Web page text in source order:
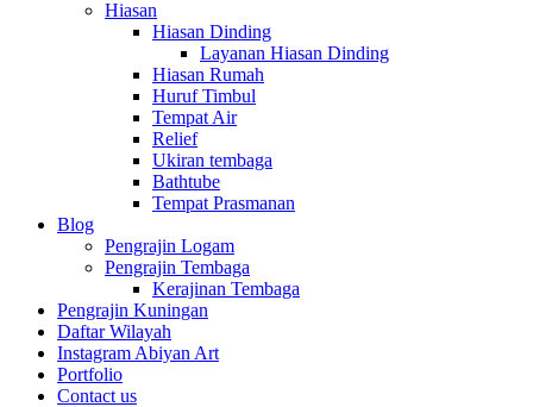
Hiasan
Hiasan Dinding
Layanan Hiasan Dinding
Hiasan Rumah
Huruf Timbul
Tempat Air
Relief
Ukiran tembaga
Bathtube
Tempat Prasmanan
Blog
Pengrajin Logam
Pengrajin Tembaga
Kerajinan Tembaga
Pengrajin Kuningan
Daftar Wilayah
Instagram Abiyan Art
Portfolio
Contact us